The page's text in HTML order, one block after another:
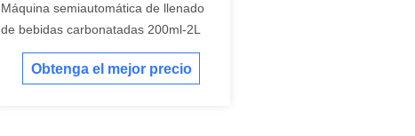
Máquina semiautomática de llenado
de bebidas carbonatadas 200ml-2L
Obtenga el mejor precio